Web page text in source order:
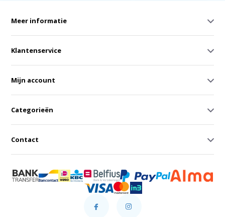
Meer informatie
Klantenservice
Mijn account
Categorieën
Contact